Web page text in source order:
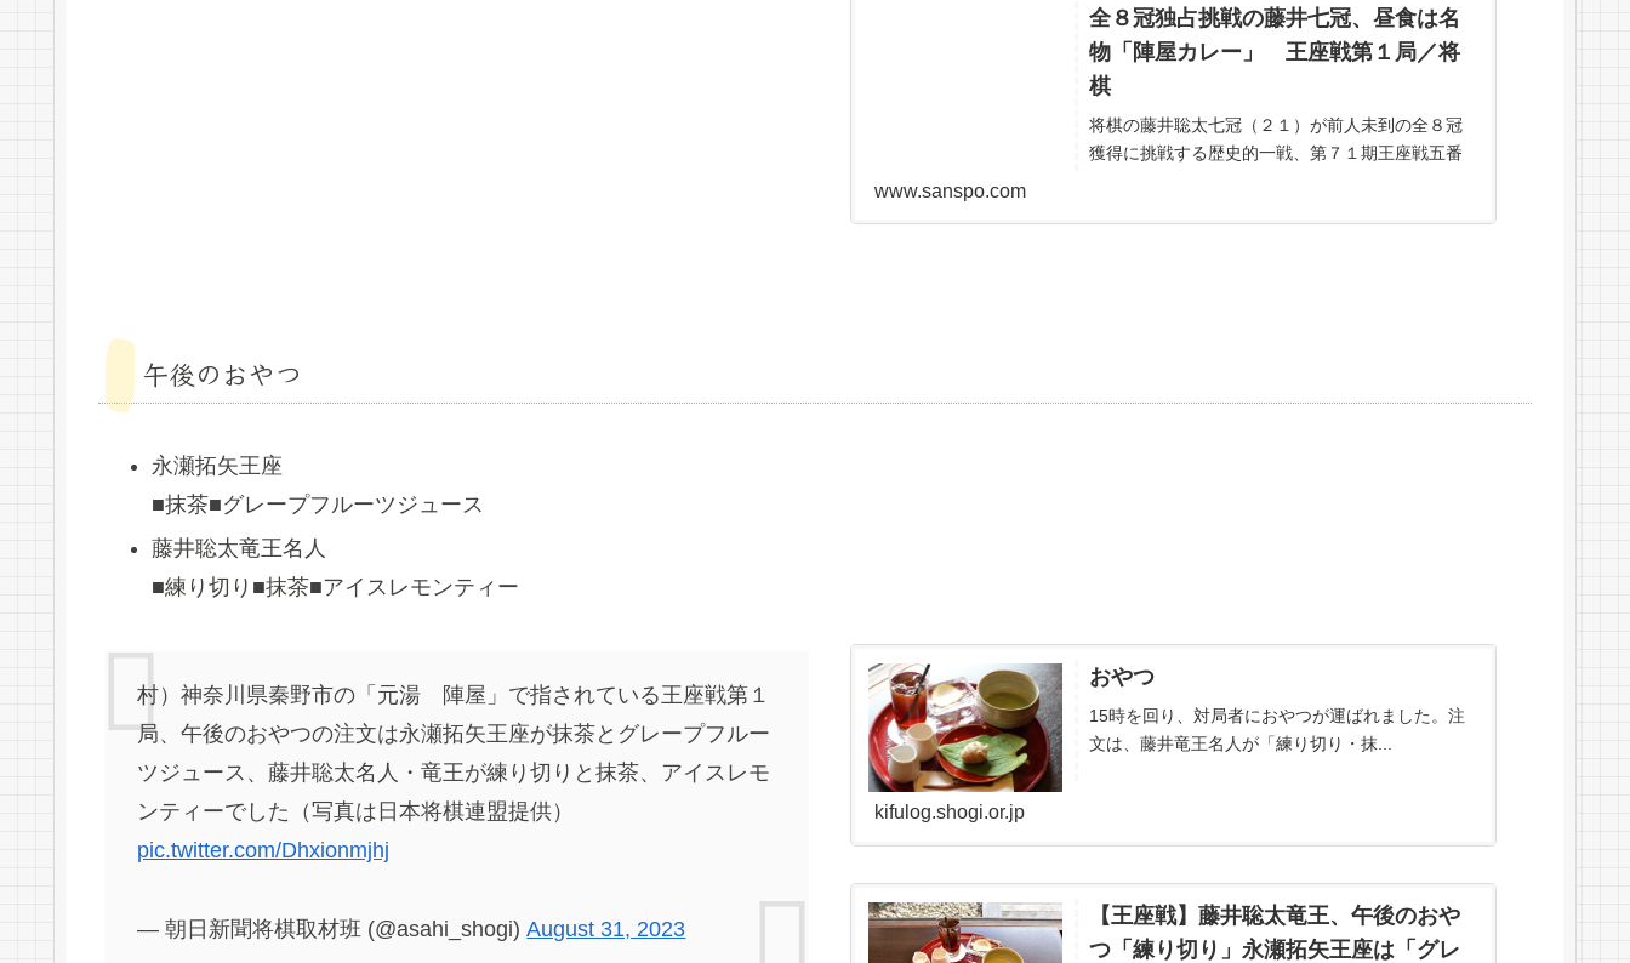
全８冠独占挑戦の藤井七冠、昼食は名
物「陣屋カレー」 王座戦第１局／将
棋
将棋の藤井聡太七冠（２１）が前人未到の全８冠
獲得に挑戦する歴史的一戦、第７１期王座戦五番
www.sanspo.com
午後のおやつ
永瀬拓矢王座
■抹茶■グレープフルーツジュース
藤井聡太竜王名人
■練り切り■抹茶■アイスレモンティー
村）神奈川県秦野市の「元湯 陣屋」で指されている王座戦第１
局、午後のおやつの注文は永瀬拓矢王座が抹茶とグレープフルー
ツジュース、藤井聡太名人・竜王が練り切りと抹茶、アイスレモ
ンティーでした（写真は日本将棋連盟提供）
pic.twitter.com/Dhxionmjhj
— 朝日新聞将棋取材班 (@asahi_shogi)August 31, 2023
おやつ
15時を回り、対局者におやつが運ばれました。注
文は、藤井竜王名人が「練り切り・抹...
kifulog.shogi.or.jp
【王座戦】藤井聡太竜王、午後のおや
つ「練り切り」永瀬拓矢王座は「グレ